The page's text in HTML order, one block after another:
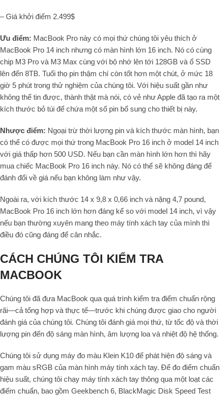
– Giá khởi điểm 2.499$
Ưu điểm: MacBook Pro này có mọi thứ chúng tôi yêu thích ở
MacBook Pro 14 inch nhưng có màn hình lớn 16 inch. Nó có cùng
chip M3 Pro và M3 Max cùng với bộ nhớ lên tới 128GB và ổ SSD
lên đến 8TB. Tuổi thọ pin thậm chí còn tốt hơn một chút, ở mức 18
giờ 5 phút trong thử nghiệm của chúng tôi. Với hiệu suất gần như
không thể tin được, thành thật mà nói, có vẻ như Apple đã tạo ra một
kích thước bỏ túi để chứa một số pin bổ sung cho thiết bị này.
Nhược điểm: Ngoại trừ thời lượng pin và kích thước màn hình, bạn
có thể có được mọi thứ trong MacBook Pro 16 inch ở model 14 inch
với giá thấp hơn 500 USD. Nếu bạn cần màn hình lớn hơn thì hãy
mua chiếc MacBook Pro 16 inch này. Nó có thể sẽ không đáng để
đánh đổi về giá nếu bạn không làm như vậy.
Ngoài ra, với kích thước 14 x 9,8 x 0,66 inch và nặng 4,7 pound,
MacBook Pro 16 inch lớn hơn đáng kể so với model 14 inch, vì vậy
nếu bạn thường xuyên mang theo máy tính xách tay của mình thì
điều đó cũng đáng để cân nhắc.
CÁCH CHÚNG TÔI KIỂM TRA
MACBOOK
Chúng tôi đã đưa MacBook qua quá trình kiểm tra điểm chuẩn rộng
rãi—cả tổng hợp và thực tế—trước khi chúng được giao cho người
đánh giá của chúng tôi. Chúng tôi đánh giá mọi thứ, từ tốc độ và thời
lượng pin đến độ sáng màn hình, âm lượng loa và nhiệt độ hệ thống.
Chúng tôi sử dụng máy đo màu Klein K10 để phát hiện độ sáng và
gam màu sRGB của màn hình máy tính xách tay. Để đo điểm chuẩn
hiệu suất, chúng tôi chạy máy tính xách tay thông qua một loạt các
điểm chuẩn, bao gồm Geekbench 6, BlackMagic Disk Speed Test